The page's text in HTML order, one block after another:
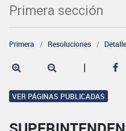
Primera sección
Primera Resoluciones Detalle
|
VER PÁGINAS PUBLICADAS